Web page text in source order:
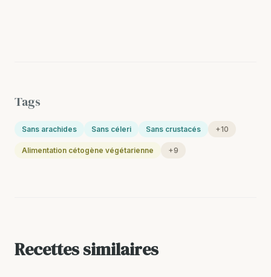
Tags
Sans arachides Sans céleri Sans crustacés +10
Alimentation cétogène végétarienne +9
Recettes similaires